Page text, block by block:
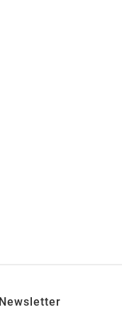
Newsletter